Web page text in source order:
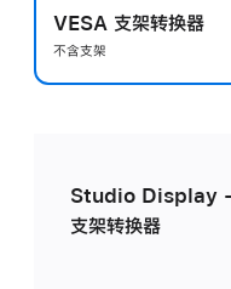
VESA 支架转换器
不含支架
Studio Display -
支架转换器